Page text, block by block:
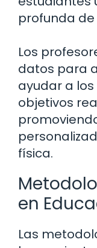
profunda de
Los
datos para
ayudar a
objetivos
física.
en
Las